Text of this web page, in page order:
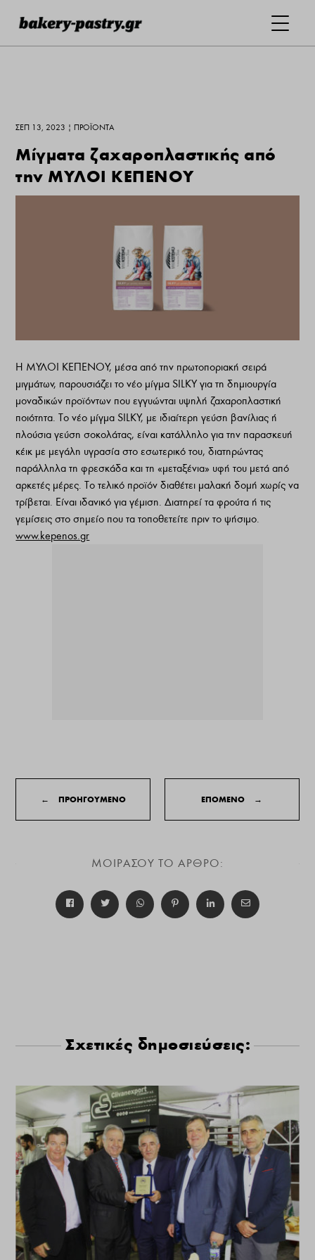
ΣΕΠ 13, 2023 |ΠΡΟΪΌΝΤΑ
Μίγματα ζαχαροπλαστικής από
την ΜΥΛΟΙ ΚΕΠΕΝΟΥ
Η ΜΥΛΟΙ ΚΕΠΕΝΟΥ, μέσα από την πρωτοποριακή σειρά
μιγμάτων, παρουσιάζει το νέο μίγμα SILKY για τη δημιουργία
μοναδικών προϊόντων που εγγυώνται υψηλή ζαχαροπλαστική
ποιότητα. Το νέο μίγμα SILKY, με ιδιαίτερη γεύση βανίλιας ή
πλούσια γεύση σοκολάτας, είναι κατάλληλο για την παρασκευή
κέικ με μεγάλη υγρασία στο εσωτερικό του, διατηρώντας
παράλληλα τη φρεσκάδα και τη «μεταξένια» υφή του μετά από
αρκετές μέρες. Το τελικό προϊόν διαθέτει μαλακή δομή χωρίς να
τρίβεται. Είναι ιδανικό για γέμιση. Διατηρεί τα φρούτα ή τις
γεμίσεις στο σημείο που τα τοποθετείτε πριν το ψήσιμο.
www.kepenos.gr
← ΠΡΟΗΓΟΥΜΕΝΟ ΕΠΟΜΕΝΟ →
ΜΟΙΡΑΣΟΥ ΤΟ ΑΡΘΡΟ:
Σχετικές δημοσιεύσεις: